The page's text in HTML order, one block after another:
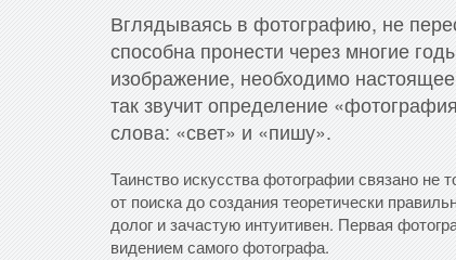
Вглядываясь в фотографию, не
способна пронести через многие
изображение, необходимо
так звучит определение
слова: «свет» и «пишу».
Таинство искусства фотографии связано не
от поиска до создания теоретически
долог и зачастую интуитивен. Первая
видением самого фотографа.